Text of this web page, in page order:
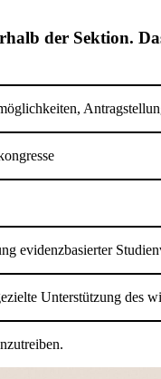
der Sektion.
evidenzbasierter
Unterstützung des